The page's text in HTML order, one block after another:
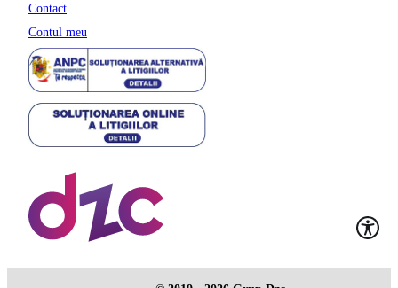
Contact
Contul meu